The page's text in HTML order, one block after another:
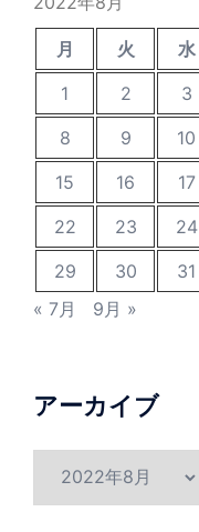
月 火 水
1
2 3
8
9 10
15
16 17
22
23 24
29
30
31
« 7月
9月 »
アーカイブ